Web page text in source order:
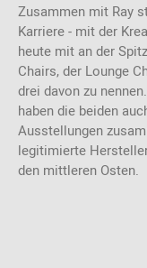
Zusammen mit Ray
Karriere - mit der
heute mit an der
Chairs, der Lounge
drei davon zu
haben die beiden
Ausstellungen
legitimierte
den mittleren Osten.